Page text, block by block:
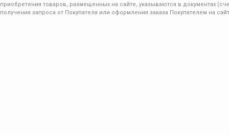
приобретения товаров, размещенных на сайте, указываются в документах
получения запроса от Покупателя или оформления заказа Покупателем на